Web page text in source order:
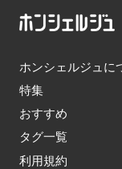
ホンシェルジュに
特集
おすすめ
タグ一覧
利用規約